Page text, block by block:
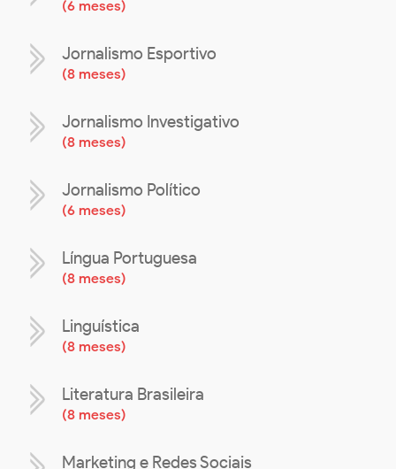
(6 meses)
Jornalismo Esportivo
(8 meses)
Jornalismo Investigativo
(8 meses)
Jornalismo Político
(6 meses)
Língua Portuguesa
(8 meses)
Linguística
(8 meses)
Literatura Brasileira
(8 meses)
Marketing e Redes Sociais